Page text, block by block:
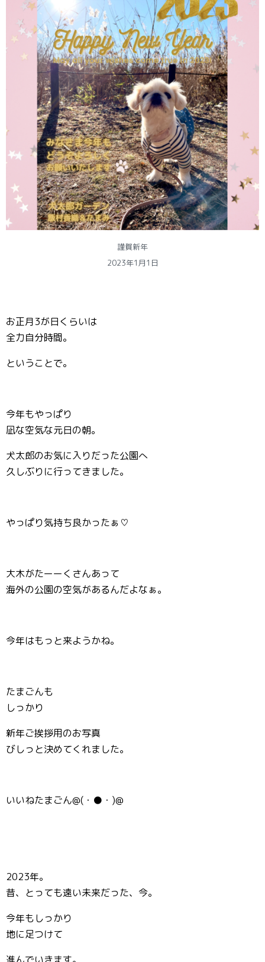
謹賀新年
2023年1月1日
お正月3が日くらいは
全力自分時間。
ということで。
今年もやっぱり
凪な空気な元日の朝。
犬太郎のお気に入りだった公園へ
久しぶりに行ってきました。
やっぱり気持ち良かったぁ♡
大木がたーーくさんあって
海外の公園の空気があるんだよなぁ。
今年はもっと来ようかね。
たまごんも
しっかり
新年ご挨拶用のお写真
びしっと決めてくれました。
いいねたまごん@(・●・)@
2023年。
昔、とっても遠い未来だった、今。
今年もしっかり
地に足つけて
進んでいきます。